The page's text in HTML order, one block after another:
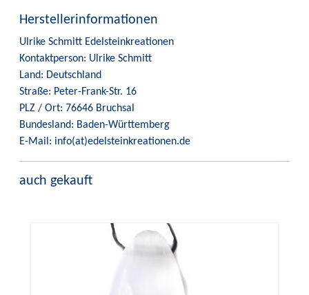
Herstellerinformationen
Ulrike Schmitt Edelsteinkreationen
Kontaktperson: Ulrike Schmitt
Land: Deutschland
Straße: Peter-Frank-Str. 16
PLZ / Ort: 76646 Bruchsal
Bundesland: Baden-Württemberg
E-Mail: info(at)edelsteinkreationen.de
auch gekauft